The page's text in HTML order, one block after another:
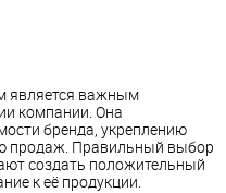
является важным
компании. Она
бренда, укреплению
продаж. Правильный выбор
создать положительный
к её продукции.